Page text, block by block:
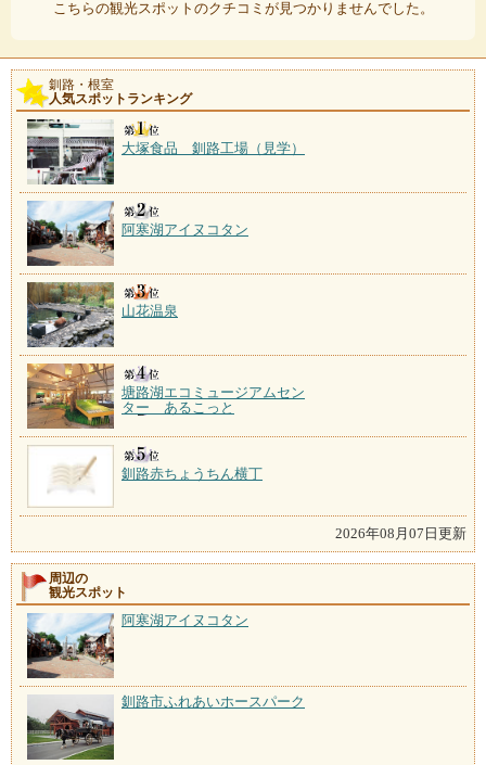
こちらの観光スポットのクチコミが見つかりませんでした。
釧路・根室
人気スポットランキング
大塚食品 釧路工場（見学）
阿寒湖アイヌコタン
山花温泉
塘路湖エコミュージアムセン
ター あるこっと
釧路赤ちょうちん横丁
2026年08月07日更新
周辺の
観光スポット
阿寒湖アイヌコタン
釧路市ふれあいホースパーク